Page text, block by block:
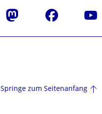
Mastodon Facebook
Springe zum Seitenanfang